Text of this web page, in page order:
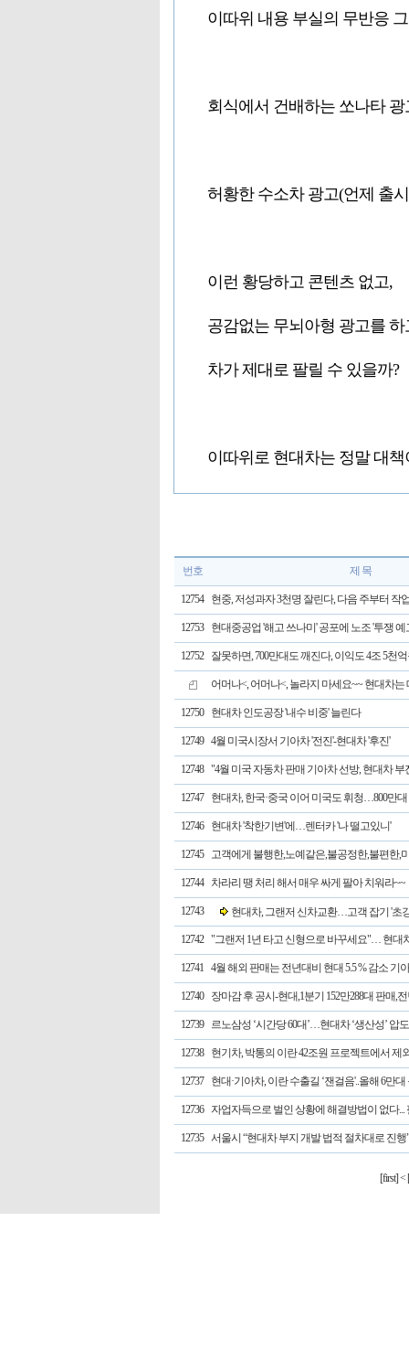
이따위 내용 부실의 무반응
회식에서 건배하는 쏘나타 광
허황한 수소차 광고(언제 출시
이런 황당하고 콘텐츠 없고,
공감없는 무뇌아형 광고를
차가 제대로 팔릴 수 있을까?
이따위로 현대차는 정말 대책
번호 제 목
12754 현중, 저성과자 3천명 잘린다, 다음 주부터 작
12753 현대중공업 '해고 쓰나미' 공포에 노조 '투쟁 예
12752 잘못하면, 700만대도 깨진다, 이익도 4조 5천
어머나<, 어머나<, 놀라지 마세요~~ 현대차는
12750 현대차 인도공장 '내수 비중' 늘린다
12749 4월 미국시장서 기아차 '전진'-현대차 '후진'
12748 "4월 미국 자동차 판매 기아차 선방, 현대차 부
12747 현대차, 한국·중국 이어 미국도 휘청…800만
12746 현대차 '착한기변'에…렌터카 '나 떨고있니'
12745 고객에게 불행한,노예같은,불공정한,불편한,
12744 차라리 땡 처리 해서 매우 싸게 팔아 치워라~~
12743 현대차, 그랜저 신차교환…고객 잡기 '초
12742 "그랜저 1년 타고 신형으로 바꾸세요"… 현대
12741 4월 해외 판매는 전년대비 현대 5.5 % 감소 기
12740 장마감 후 공시-현대,1분기 152만288대 판매,
12739 르노삼성 ‘시간당 60대’…현대차 ‘생산성’ 압
12738 현기차, 박통의 이란 42조원 프로젝트에서 제
12737 현대·기아차, 이란 수출길 ‘잰걸음'..올해 6만대
12736 자업자득으로 벌인 상황에 해결방법이 없다...
12735 서울시 “현대차 부지 개발 법적 절차대로 진행”
[first]<